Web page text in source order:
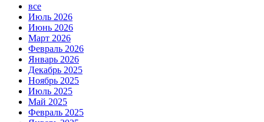
все
Июль 2026
Июнь 2026
Март 2026
Февраль 2026
Январь 2026
Декабрь 2025
Ноябрь 2025
Июль 2025
Май 2025
Февраль 2025